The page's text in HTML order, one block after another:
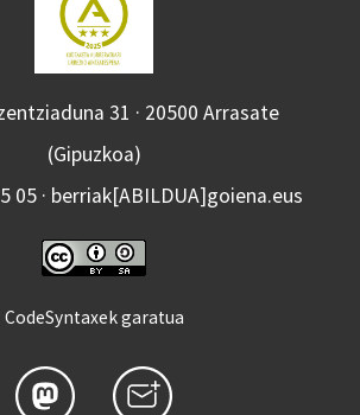
31 · 20500 Arrasate
(Gipuzkoa)
05 · berriak[ABILDUA]goiena.eus
CodeSyntaxek garatua